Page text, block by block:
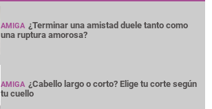
AMIGA ¿Terminar una amistad duele tanto como
una ruptura amorosa?
AMIGA ¿Cabello largo o corto? Elige tu corte según
tu cuello